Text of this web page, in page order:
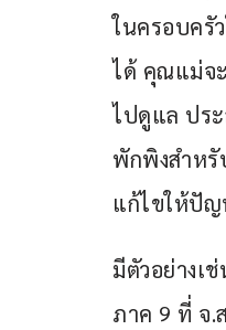
ในครอบครั
ได้ คุณแม่จ
ไปดูแล ปร
พักพิงสำหรั
แก้ไขให้ปัญ
มีตัวอย่างเ
ภาค 9 ที่ จ.